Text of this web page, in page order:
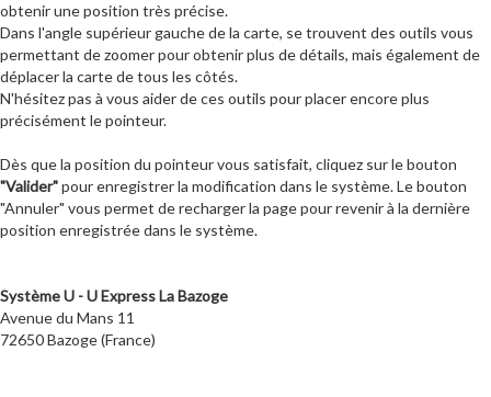
obtenir une position très précise.
Dans l'angle supérieur gauche de la carte, se trouvent des outils vous
permettant de zoomer pour obtenir plus de détails, mais également de
déplacer la carte de tous les côtés.
N'hésitez pas à vous aider de ces outils pour placer encore plus
précisément le pointeur.
Dès que la position du pointeur vous satisfait, cliquez sur le bouton
"Valider"pour enregistrer la modification dans le système. Le bouton
"Annuler" vous permet de recharger la page pour revenir à la dernière
position enregistrée dans le système.
Système U - U Express La Bazoge
Avenue du Mans 11
72650 Bazoge (France)